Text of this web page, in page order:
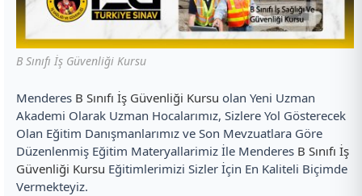
B Sınıfı İş Güvenliği Kursu
Menderes B Sınıfı İş Güvenliği Kursu olan Yeni Uzman
Akademi Olarak Uzman Hocalarımız, Sizlere Yol Gösterecek
Olan Eğitim Danışmanlarımız ve Son Mevzuatlara Göre
Düzenlenmiş Eğitim Materyallarimiz İle Menderes B Sınıfı İş
Güvenliği Kursu Eğitimlerimizi Sizler İçin En Kaliteli Biçimde
Vermekteyiz.